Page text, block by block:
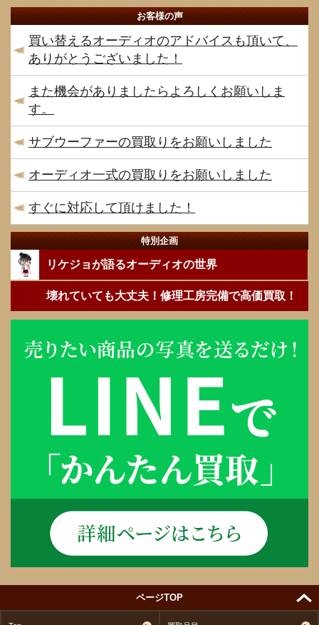
お客様の声
買い替えるオーディオのアドバイスも頂いて、
ありがとうございました！
また機会がありましたらよろしくお願いしま
す。
サブウーファーの買取りをお願いしました
オーディオ一式の買取りをお願いしました
すぐに対応して頂けました！
特別企画
リケジョが語るオーディオの世界
壊れていても大丈夫！修理工房完備で高価買取！
ページTOP